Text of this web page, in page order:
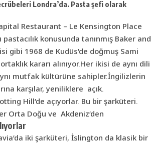
Londra’da. Pasta şefi olarak
Restaurant – Le Kensington Place
pastacılık konusunda tanınmış Baker and
gibi 1968 de Kudüs’de doğmuş Sami
kararı alınıyor.Her ikisi de aynı dili
mutfak kültürüne sahipler.İngilizlerin
karşılar, yeniliklere açık.
Hill’de açıyorlar. Bu bir şarküteri.
Orta Doğu ve Akdeniz’den
iki şarküteri, İslington da klasik bir